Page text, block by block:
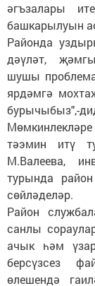
әгъзалары
башкарылуын
Районда
дәүләт,
шушы
ярдәмгә
бурычыбыз",-
тәэмин итү
М.Валеева,
турында
сөйләделәр.
Район
санлы
ачык һәм
берсүзсез
өлешендә